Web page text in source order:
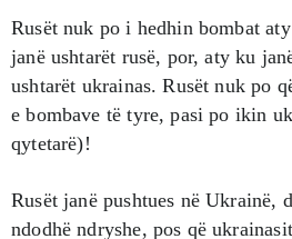
Rusët nuk po i hedhin bombat
janë ushtarët rusë, por, aty ku
ushtarët ukrainas. Rusët nuk po
e bombave të tyre, pasi po ikin
qytetarë)!
Rusët janë pushtues në Ukrainë,
ndodhë ndryshe, pos që